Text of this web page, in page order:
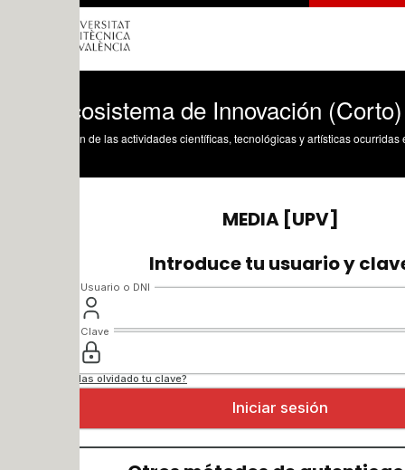
de Innovación (Corto)
de las actividades científicas, tecnológicas y artísticas ocurridas en los tres